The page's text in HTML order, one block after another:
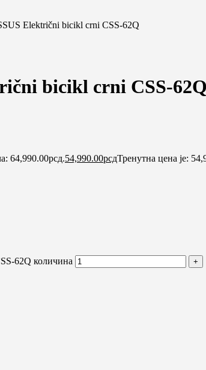
Električni bicikl crni CSS-62Q
bicikl crni CSS-62Q
64,990.00рсд.54,990.00рсдТренутна цена је:
62Q количина